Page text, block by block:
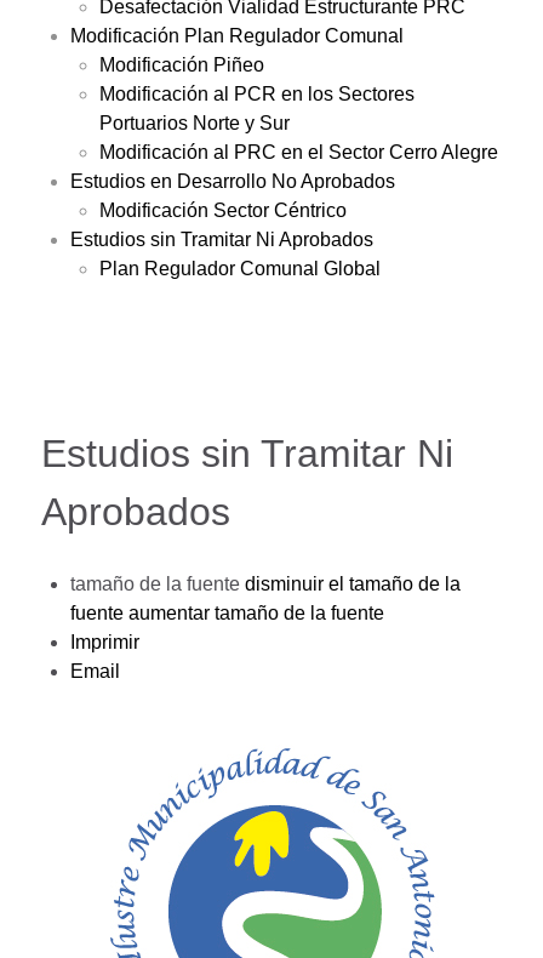
Desafectación Vialidad Estructurante PRC
Modificación Plan Regulador Comunal
Modificación Piñeo
Modificación al PCR en los Sectores
Portuarios Norte y Sur
Modificación al PRC en el Sector Cerro Alegre
Estudios en Desarrollo No Aprobados
Modificación Sector Céntrico
Estudios sin Tramitar Ni Aprobados
Plan Regulador Comunal Global
Estudios sin Tramitar Ni
Aprobados
tamaño de la fuente disminuir el tamaño de la
fuente aumentar tamaño de la fuente
Imprimir
Email